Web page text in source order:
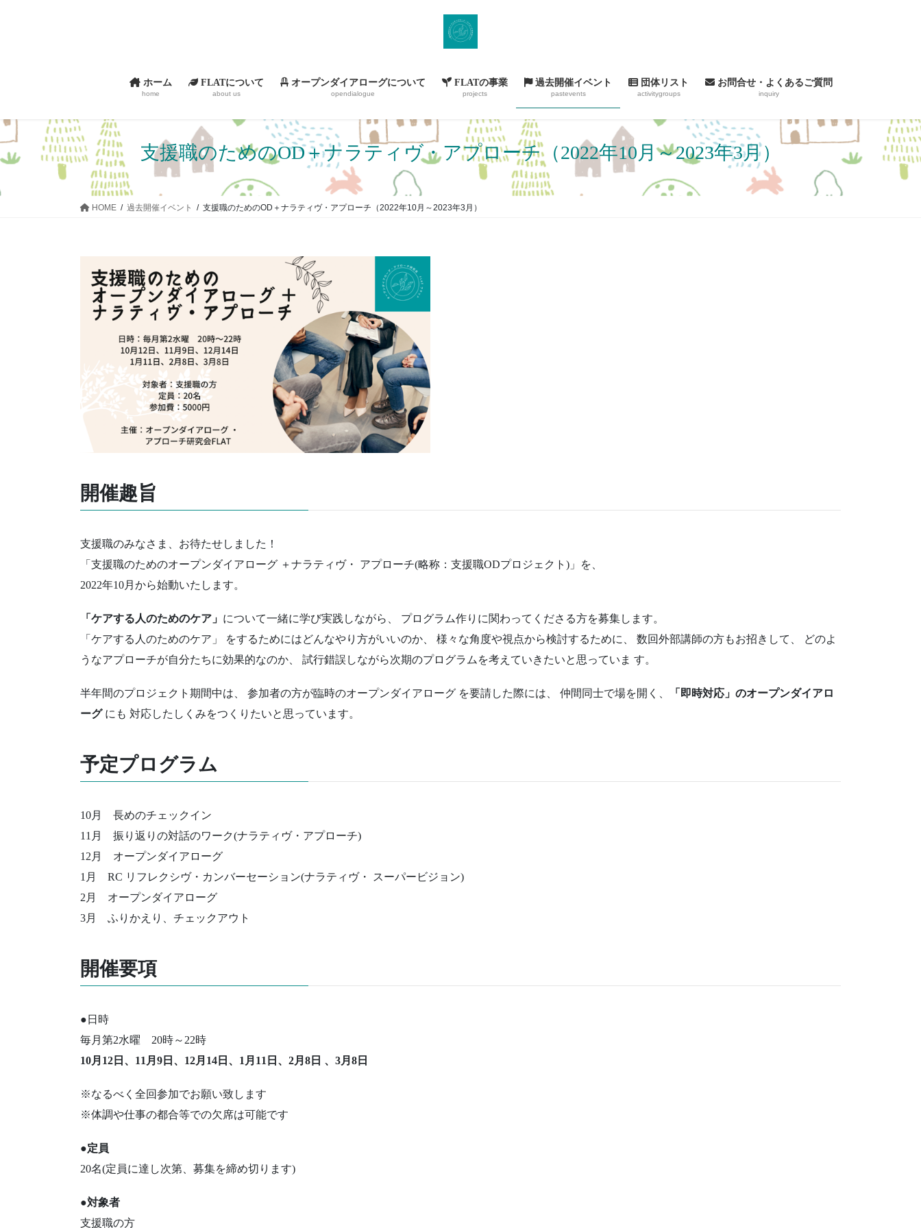
キ
ッ
プ
に
移
動
ホーム
home
FLATについて
about us
オープンダイアローグについて
opendialogue
FLATの事業
projects
過去開催イベント
pastevents
団体リスト
activitygroups
お問合せ・よくあるご質問
inquiry
支援職のためのOD＋ナラティヴ・アプローチ（2022年10月～2023年3月）
HOME 過去開催イベント 支援職のためのOD＋ナラティヴ・アプローチ（2022年10月～2023年3月）
開催趣旨
支援職のみなさま、お待たせしました！
「支援職のためのオープンダイアローグ ＋ナラティヴ・ アプローチ(略称：支援職ODプロジェクト)」を、
2022年10月から始動いたします。
「ケアする人のためのケア」 について一緒に学び実践しながら、 プログラム作りに関わってくださる方を募集します。
「ケアする人のためのケア」 をするためにはどんなやり方がいいのか、 様々な角度や視点から検討するために、 数回外部講師の方もお招きして、 どのよ
うなアプローチが自分たちに効果的なのか、 試行錯誤しながら次期のプログラムを考えていきたいと思っていま す。
半年間のプロジェクト期間中は、 参加者の方が臨時のオープンダイアローグ を要請した際には、 仲間同士で場を開く、
「即時対応」のオープンダイアロ
ーグにも 対応したしくみをつくりたいと思っています。
予定プログラム
10月 長めのチェックイン
11月 振り返りの対話のワーク(ナラティヴ・アプローチ)
12月 オープンダイアローグ
1月 RC リフレクシヴ・カンバーセーション(ナラティヴ・ スーパービジョン)
2月 オープンダイアローグ
3月 ふりかえり、チェックアウト
開催要項
● 日時
毎月第2水曜 20時～22時
10月12日、11月9日、12月14日、1月11日、2月8日 、3月8日
※なるべく全回参加でお願い致します
※体調や仕事の都合等での欠席は可能です
●定員
20名(定員に達し次第、募集を締め切ります)
●対象者
支援職の方